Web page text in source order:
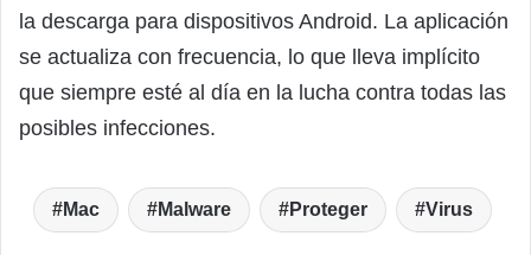
la descarga para dispositivos Android. La aplicación
se actualiza con frecuencia, lo que lleva implícito
que siempre esté al día en la lucha contra todas las
posibles infecciones.
Mac Malware Proteger Virus